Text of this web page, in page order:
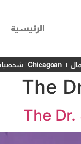
الرئيسية
Chicagoan | شخصيات محلية
The
The